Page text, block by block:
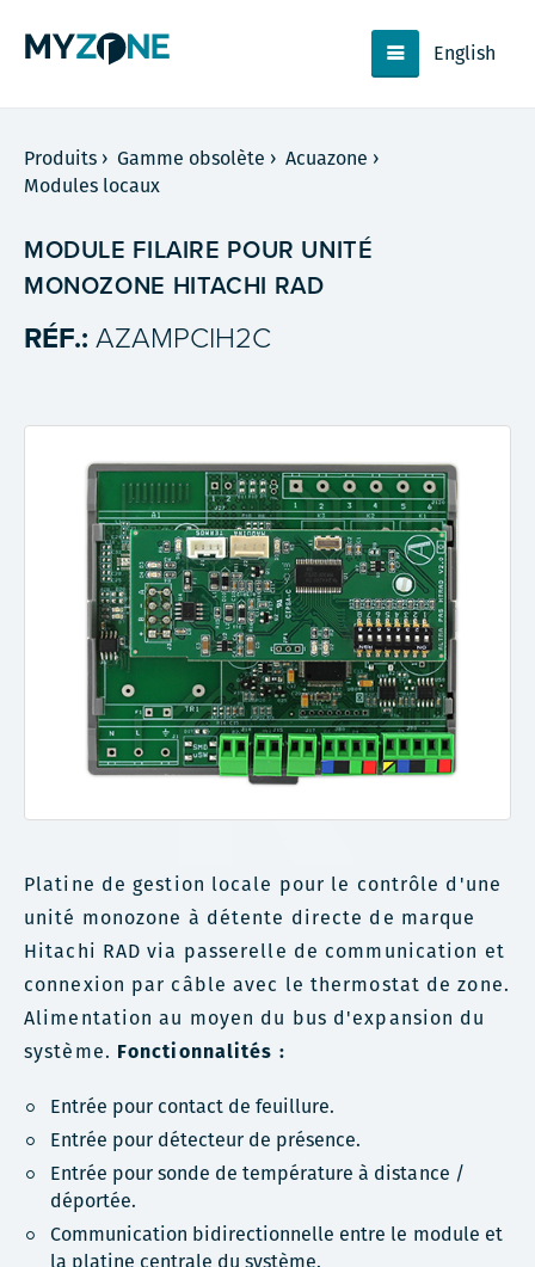
English
Produits › Gamme obsolète › Acuazone ›
Modules locaux
MODULE FILAIRE POUR UNITÉ
MONOZONE HITACHI RAD
RÉF.: AZAMPCIH2C
Platine de gestion locale pour le contrôle d'une
unité monozone à détente directe de marque
Hitachi RAD via passerelle de communication et
connexion par câble avec le thermostat de zone.
Alimentation au moyen du bus d'expansion du
système. Fonctionnalités :
Entrée pour contact de feuillure.
Entrée pour détecteur de présence.
Entrée pour sonde de température à distance /
déportée.
Communication bidirectionnelle entre le module et